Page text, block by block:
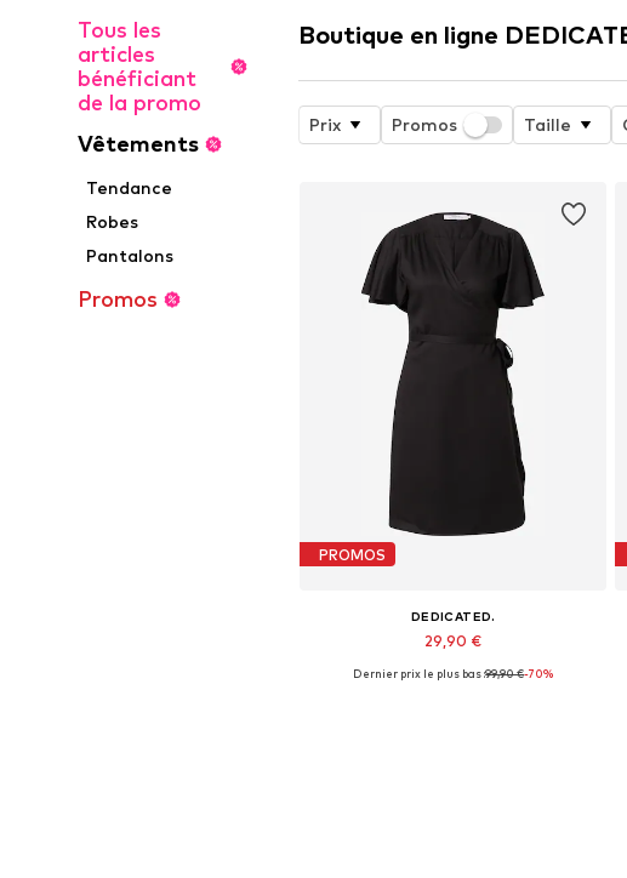
Tous les
articles
bénéficiant
de la promo
Vêtements
Tendance
Robes
Pantalons
Promos
Boutique en ligne
Prix Promos Taille
PROMOS
DEDICATED.
29,90 €
Tailles disponibles: 34, 36
Dernier prix le plus bas :99,90 €-70%